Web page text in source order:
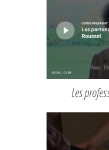
Les